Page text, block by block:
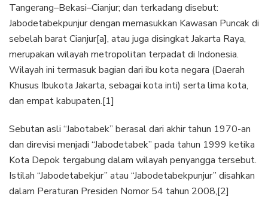
Tangerang–Bekasi–Cianjur; dan terkadang disebut:
Jabodetabekpunjur dengan memasukkan Kawasan Puncak di
sebelah barat Cianjur[a], atau juga disingkat Jakarta Raya,
merupakan wilayah metropolitan terpadat di Indonesia.
Wilayah ini termasuk bagian dari ibu kota negara (Daerah
Khusus Ibukota Jakarta, sebagai kota inti) serta lima kota,
dan empat kabupaten.[1]
Sebutan asli “Jabotabek” berasal dari akhir tahun 1970-an
dan direvisi menjadi “Jabodetabek” pada tahun 1999 ketika
Kota Depok tergabung dalam wilayah penyangga tersebut.
Istilah “Jabodetabekjur” atau “Jabodetabekpunjur” disahkan
dalam Peraturan Presiden Nomor 54 tahun 2008,[2]